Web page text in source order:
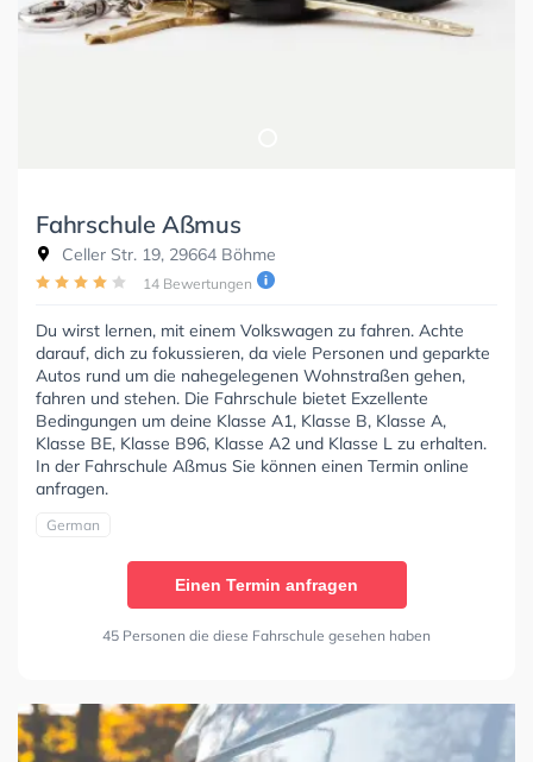
Fahrschule Aßmus
Celler Str. 19, 29664 Böhme
14 Bewertungen
Du wirst lernen, mit einem Volkswagen zu fahren. Achte
darauf, dich zu fokussieren, da viele Personen und geparkte
Autos rund um die nahegelegenen Wohnstraßen gehen,
fahren und stehen. Die Fahrschule bietet Exzellente
Bedingungen um deine Klasse A1, Klasse B, Klasse A,
Klasse BE, Klasse B96, Klasse A2 und Klasse L zu erhalten.
In der Fahrschule Aßmus Sie können einen Termin online
anfragen.
German
Einen Termin anfragen
45 Personen die diese Fahrschule gesehen haben